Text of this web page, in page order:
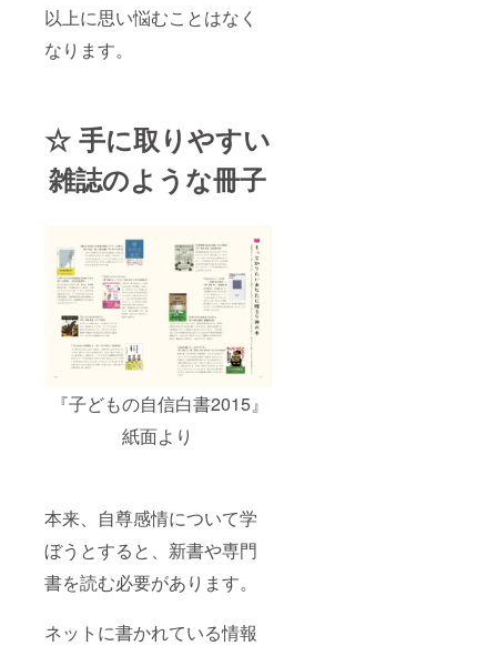
以上に思い悩むことはなく
なります。
☆ 手に取りやすい
雑誌のような冊子
『子どもの自信白書2015』
紙面より
本来、自尊感情について学
ぼうとすると、新書や専門
書を読む必要があります。
ネットに書かれている情報